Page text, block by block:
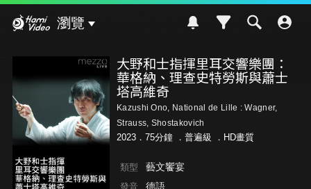
瀏覽
大野和士指揮里耳交響樂團：
華格納、理查史特勞斯與蕭士
塔高維奇
Kazushi Ono, National de Lille : Wagner,
Strauss, Shostakovich
2023．75分鐘 ． 普遍級 ．HD畫質
類型 藝文饗宴
發音 德語